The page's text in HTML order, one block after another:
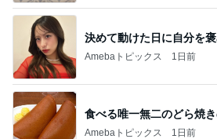
決めて動けた日に自分を
Amebaトピックス 1日前
食べる唯一無二のどら焼
Amebaトピックス 1日前